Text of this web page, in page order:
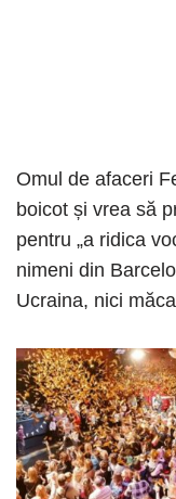
Omul de afaceri
boicot și vrea să
pentru „a ridica
nimeni din
Ucraina, nici